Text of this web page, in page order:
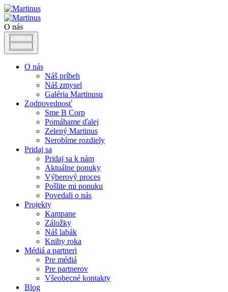
O nás
O nás
Náš príbeh
Náš zmysel
Galéria Martinusu
Zodpovednosť
Sme B Corp
Pomáhame ďalej
Zelený Martinus
Nerobíme rozdiely
Pridaj sa
Pridaj sa k nám
Aktuálne ponuky
Výberový proces
Pošlite mi ponuku
Povedali o nás
Projekty
Kampane
Záložky
Náš labák
Knihy roka
Médiá a partneri
Pre médiá
Pre partnerov
Všeobecné kontakty
Blog